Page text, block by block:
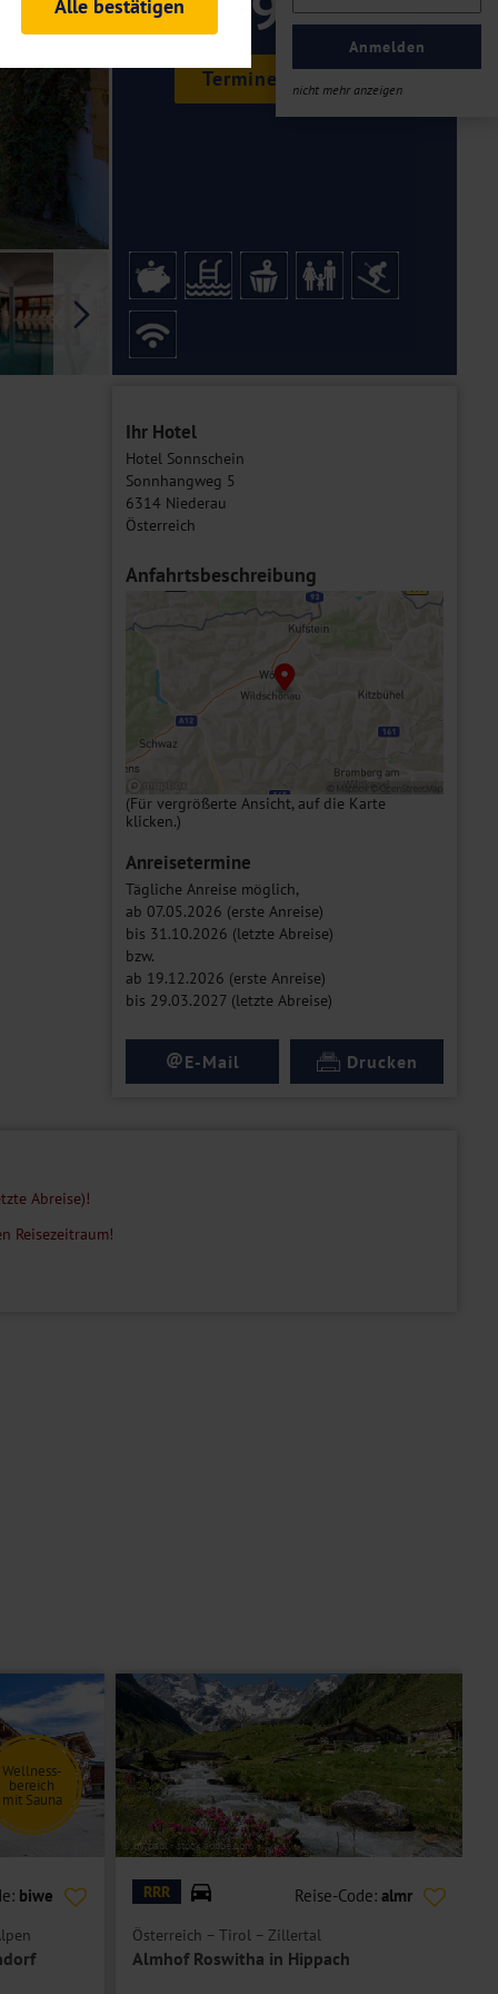
Anmelden
nicht mehr anzeigen
Termine & Preise
Ihr Hotel
Hotel Sonnschein
Sonnhangweg 5
6314 Niederau
Österreich
Anfahrtsbeschreibung
(Für vergrößerte Ansicht, auf die Karte
klicken.)
Anreisetermine
Tägliche Anreise möglich,
ab 07.05.2026 (erste Anreise)
bis 31.10.2026 (letzte Abreise)
bzw.
ab 19.12.2026 (erste Anreise)
bis 29.03.2027 (letzte Abreise)
@E-Mail Drucken
Abreise)!
Reisezeitraum!
Wellness-
bereich
mit Sauna
biwe
© by paul - stock.adobe.com
RRR Reise-Code: almr
Österreich – Tirol – Zillertal
Almhof Roswitha in Hippach
und Analysen. Mithilfe
Auftritts ermitteln und
es zu einer Drittlands
Daten finden Sie in unseren
Alle bestätigen